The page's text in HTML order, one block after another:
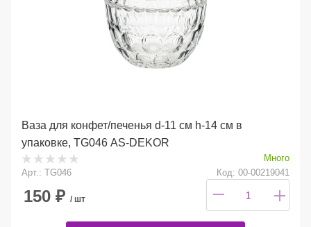
Ваза для конфет/печенья d-11 см h-14 см в
упаковке, TG046 AS-DEKOR
Много
Арт.: TG046
Код: 00-00219041
150 ₽ / шт